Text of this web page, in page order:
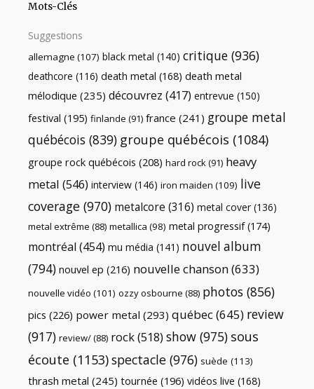
Mots-Clés
Suggestions
allemagne (107) black metal (140) critique (936)
deathcore (116) death metal (168) death metal
mélodique (235) découvrez (417) entrevue (150)
festival (195) finlande (91) france (241) groupe metal
québécois (839) groupe québécois (1084)
groupe rock québécois (208) hard rock(91) heavy
metal (546) interview (146) iron maiden (109) live
coverage (970) metalcore (316) metal cover (136)
metal extrême (88) metallica (98) metal progressif(174)
montréal (454) mu média (141) nouvel album
(794) nouvel ep (216) nouvelle chanson(633)
nouvelle vidéo (101) ozzy osbourne (88) photos (856)
pics (226) power metal (293) québec(645) review
(917) review/(88) rock(518) show (975) sous
écoute (1153)spectacle (976) suède (113)
thrash metal (245) tournée (196) vidéos live (168)